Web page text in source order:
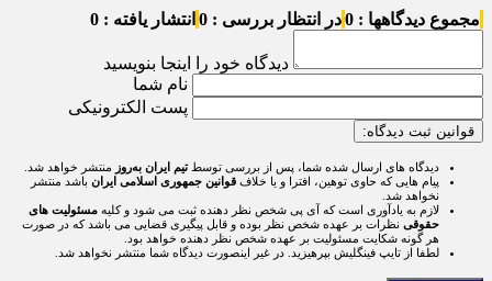
مجموع دیدگاهها : 0 در انتظار بررسی : 0 انتشار یافته : 0
دیدگاه خود را اینجا بنویسید
نام شما
پست الکترونیکی
قوانین ثبت دیدگاه:
دیدگاه های ارسال شده شما، پس از بررسی توسطتیم ایران به‌روز منتشر خواهد شد.
پیام هایی که حاوی توهین، افترا و یا خلاف قوانین جمهوری اسلامی ایران باشد منتشر
نخواهد شد.
لازم به یادآوری است که آی پی شخص نظر دهنده ثبت می شود و کلیه مسئولیت های
حقوقی نظرات بر عهده شخص نظر بوده و قابل پیگیری قضایی می باشد که در صورت
هر گونه شکایت مسئولیت بر عهده شخص نظر دهنده خواهد بود.
لطفا از تایپ فینگلیش بپرهیزید. در غیر اینصورت دیدگاه شما منتشر نخواهد شد.